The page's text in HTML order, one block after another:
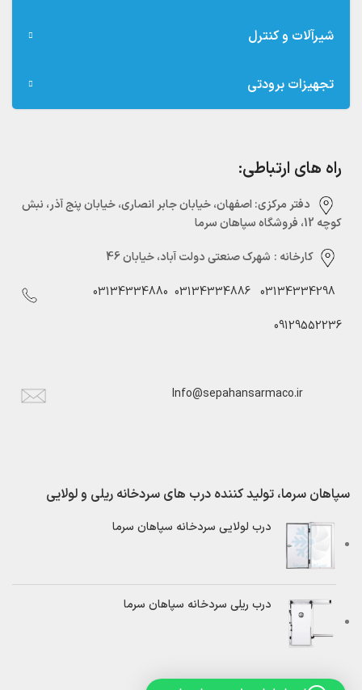
شیرآلات و کنترل
تجهیزات برودتی
راه های ارتباطی:
دفتر مرکزی:‌ اصفهان، خیابان جابر انصاری، خیابان پنج آذر، نبش
کوچه 12، فروشگاه سپاهان سرما
کارخانه : شهرک صنعتی دولت آباد، خیابان 46
03134334298
03134334886
03134334880
09129552236
Info@sepahansarmaco.ir
سپاهان سرما، تولید کننده درب های سردخانه ریلی و لولایی
درب لولایی سردخانه سپاهان سرما
درب ریلی سردخانه سپاهان سرما